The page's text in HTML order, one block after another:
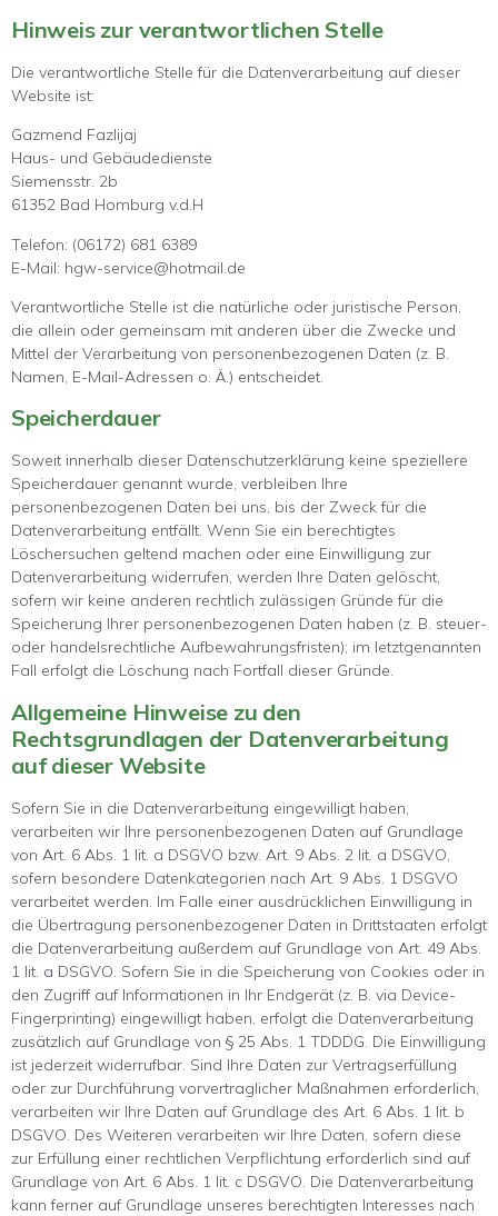
Hinweis zur verantwortlichen Stelle
Die verantwortliche Stelle für die Datenverarbeitung auf dieser
Website ist:
Gazmend Fazlijaj
Haus- und Gebäudedienste
Siemensstr. 2b
61352 Bad Homburg v.d.H
Telefon: (06172) 681 6389
E-Mail: hgw-service@hotmail.de
Verantwortliche Stelle ist die natürliche oder juristische Person,
die allein oder gemeinsam mit anderen über die Zwecke und
Mittel der Verarbeitung von personenbezogenen Daten (z. B.
Namen, E-Mail-Adressen o. Ä.) entscheidet.
Speicherdauer
Soweit innerhalb dieser Datenschutzerklärung keine speziellere
Speicherdauer genannt wurde, verbleiben Ihre
personenbezogenen Daten bei uns, bis der Zweck für die
Datenverarbeitung entfällt. Wenn Sie ein berechtigtes
Löschersuchen geltend machen oder eine Einwilligung zur
Datenverarbeitung widerrufen, werden Ihre Daten gelöscht,
sofern wir keine anderen rechtlich zulässigen Gründe für die
Speicherung Ihrer personenbezogenen Daten haben (z. B. steuer-
oder handelsrechtliche Aufbewahrungsfristen); im letztgenannten
Fall erfolgt die Löschung nach Fortfall dieser Gründe.
Allgemeine Hinweise zu den
Rechtsgrundlagen der Datenverarbeitung
auf dieser Website
Sofern Sie in die Datenverarbeitung eingewilligt haben,
verarbeiten wir Ihre personenbezogenen Daten auf Grundlage
von Art. 6 Abs. 1 lit. a DSGVO bzw. Art. 9 Abs. 2 lit. a DSGVO,
sofern besondere Datenkategorien nach Art. 9 Abs. 1 DSGVO
verarbeitet werden. Im Falle einer ausdrücklichen Einwilligung in
die Übertragung personenbezogener Daten in Drittstaaten erfolgt
die Datenverarbeitung außerdem auf Grundlage von Art. 49 Abs.
1 lit. a DSGVO. Sofern Sie in die Speicherung von Cookies oder in
den Zugriff auf Informationen in Ihr Endgerät (z. B. via Device-
Fingerprinting) eingewilligt haben, erfolgt die Datenverarbeitung
zusätzlich auf Grundlage von § 25 Abs. 1 TDDDG. Die Einwilligung
ist jederzeit widerrufbar. Sind Ihre Daten zur Vertragserfüllung
oder zur Durchführung vorvertraglicher Maßnahmen erforderlich,
verarbeiten wir Ihre Daten auf Grundlage des Art. 6 Abs. 1 lit. b
DSGVO. Des Weiteren verarbeiten wir Ihre Daten, sofern diese
zur Erfüllung einer rechtlichen Verpflichtung erforderlich sind auf
Grundlage von Art. 6 Abs. 1 lit. c DSGVO. Die Datenverarbeitung
kann ferner auf Grundlage unseres berechtigten Interesses nach